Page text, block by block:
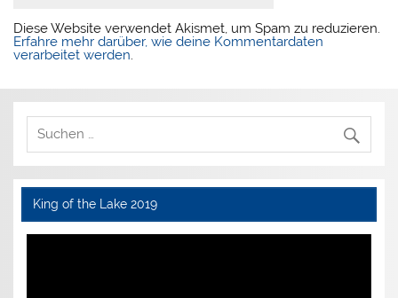
Diese Website verwendet Akismet, um Spam zu reduzieren.
Erfahre mehr darüber, wie deine Kommentardaten
verarbeitet werden.
King of the Lake 2019
Video-